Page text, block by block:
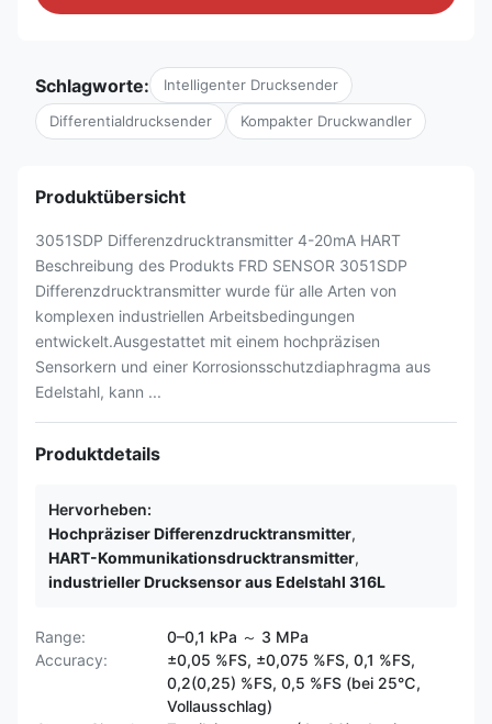
Schlagworte: Intelligenter Drucksender
Differentialdrucksender Kompakter Druckwandler
Produktübersicht
3051SDP Differenzdrucktransmitter 4-20mA HART
Beschreibung des Produkts FRD SENSOR 3051SDP
Differenzdrucktransmitter wurde für alle Arten von
komplexen industriellen Arbeitsbedingungen
entwickelt.Ausgestattet mit einem hochpräzisen
Sensorkern und einer Korrosionsschutzdiaphragma aus
Edelstahl, kann ...
Produktdetails
Hervorheben:
Hochpräziser Differenzdrucktransmitter,
HART-Kommunikationsdrucktransmitter,
industrieller Drucksensor aus Edelstahl 316L
Range:
0–0,1 kPa ～ 3 MPa
Accuracy:
±0,05 %FS, ±0,075 %FS, 0,1 %FS,
0,2(0,25) %FS, 0,5 %FS (bei 25℃,
Vollausschlag)